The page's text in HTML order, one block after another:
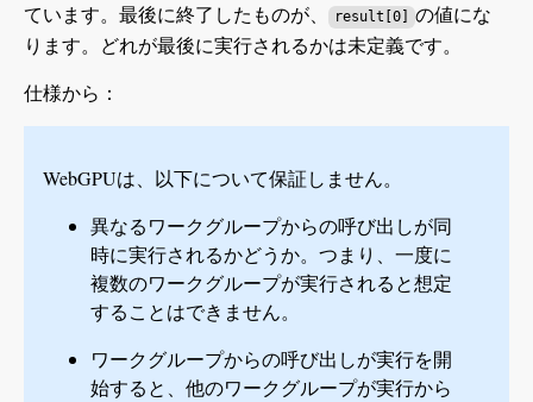
ています。最後に終了したものが、
result[0]
の値にな
ります。どれが最後に実行されるかは未定義です。
仕様から：
WebGPUは、以下について保証しません。
異なるワークグループからの呼び出しが同
時に実行されるかどうか。つまり、一度に
複数のワークグループが実行されると想定
することはできません。
ワークグループからの呼び出しが実行を開
始すると、他のワークグループが実行から